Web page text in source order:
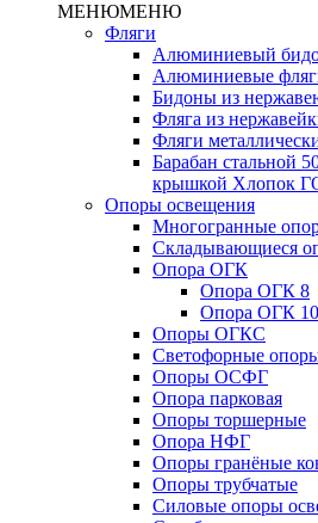
МЕНЮМЕНЮ
Фляги
Алюминиевый
Алюминиевые
Бидоны из
Фляга из
Фляги
Барабан стальной
крышкой Хлопок
Опоры освещения
Многогранные
Складывающиеся
Опора ОГК
Опора ОГК 8
Опора ОГК 10
Опоры ОГКС
Светофорные
Опоры ОСФГ
Опора парковая
Опоры торшерные
Опора НФГ
Опоры гранёные
Опоры трубчатые
Силовые опоры